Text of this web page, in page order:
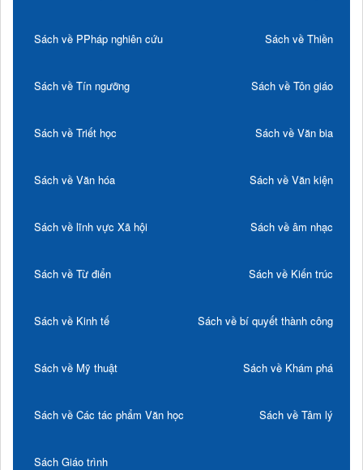
Sách về PPháp nghiên cứu Sách về Thiền
Sách về Tín ngưỡng Sách về Tôn giáo
Sách về Triết học Sách về Văn bia
Sách về Văn hóa Sách về Văn kiện
Sách về lĩnh vực Xã hội Sách về âm nhạc
Sách về Từ điển Sách về Kiến trúc
Sách về Kinh tế Sách về bí quyết thành công
Sách về Mỹ thuật Sách về Khám phá
Sách về Các tác phẩm Văn học Sách về Tâm lý
Sách Giáo trình